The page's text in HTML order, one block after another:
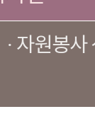
· 자원봉사